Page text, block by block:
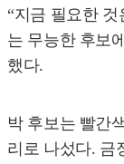
“지금 필요한
는 무능한 후보
했다.
박 후보는 빨간
리로 나섰다. 금